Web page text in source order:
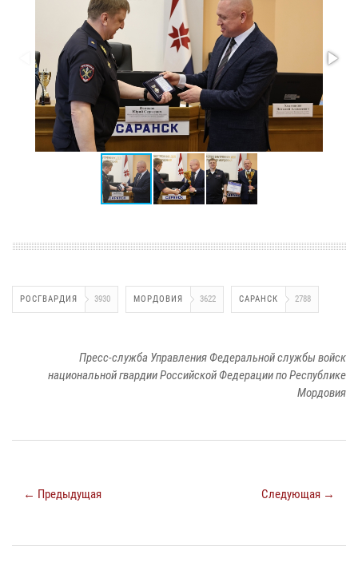
РОСГВАРДИЯ 3930 МОРДОВИЯ 3622 САРАНСК 2788
Пресс-служба Управления Федеральной службы войск
национальной гвардии Российской Федерации по Республике
Мордовия
← Предыдущая Следующая →